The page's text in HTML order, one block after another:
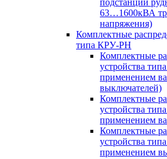
подстанции
63…1600кВА
напряжения)
Комплектные
типа КРУ-РН
Комплектные
устройства
применением
выключателей)
Комплектные
устройства
применением
Комплектные
устройства
применением